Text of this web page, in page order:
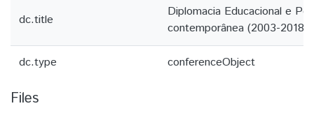
dc.title
Diplomacia Educacional e
contemporânea (2003-2018)
dc.type conferenceObject
Files